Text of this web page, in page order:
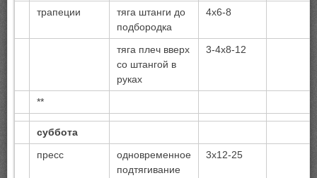
трапеции
тяга штанги до
подбородка
4х6-8
тяга плеч вверх
со штангой в
руках
3-4х8-12
**
суббота
пресс
одновременное
подтягивание
3х12-25